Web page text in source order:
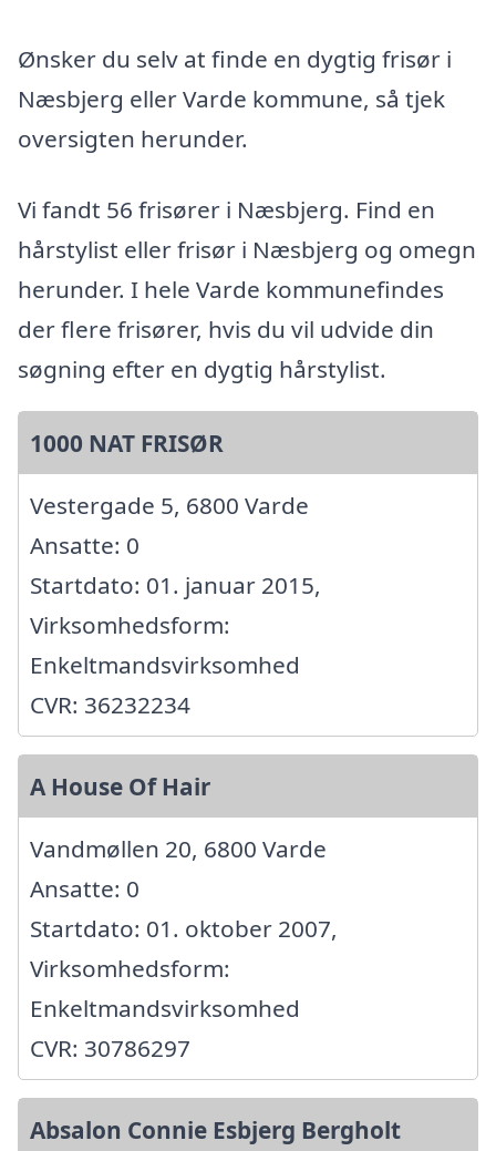
Ønsker du selv at finde en dygtig frisør i
Næsbjerg eller Varde kommune, så tjek
oversigten herunder.
Vi fandt 56 frisører i Næsbjerg. Find en
hårstylist eller frisør i Næsbjerg og omegn
herunder. I hele Varde kommunefindes
der flere frisører, hvis du vil udvide din
søgning efter en dygtig hårstylist.
1000 NAT FRISØR
Vestergade 5, 6800 Varde
Ansatte: 0
Startdato: 01. januar 2015,
Virksomhedsform:
Enkeltmandsvirksomhed
CVR: 36232234
A House Of Hair
Vandmøllen 20, 6800 Varde
Ansatte: 0
Startdato: 01. oktober 2007,
Virksomhedsform:
Enkeltmandsvirksomhed
CVR: 30786297
Absalon Connie Esbjerg Bergholt